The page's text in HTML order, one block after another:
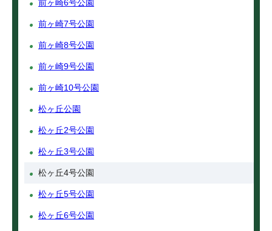
前ヶ崎6号公園
前ヶ崎7号公園
前ヶ崎8号公園
前ヶ崎9号公園
前ヶ崎10号公園
松ヶ丘公園
松ヶ丘2号公園
松ヶ丘3号公園
松ヶ丘4号公園
松ヶ丘5号公園
松ヶ丘6号公園